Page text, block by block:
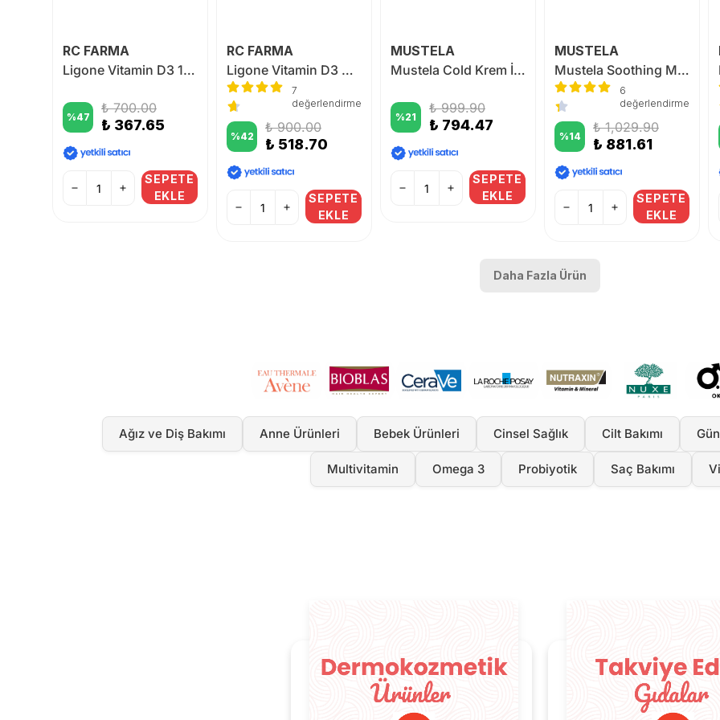
RC FARMA
Ligone Vitamin D3 1.000 IU 100 Softgel
%47
₺ 700.00
₺ 367.65
SEPETE
EKLE
RC FARMA
Ligone Vitamin D3 K2 120 Kapsül
7
değerlendirme
%42
₺ 900.00
₺ 518.70
SEPETE
EKLE
MUSTELA
Mustela Cold Krem İçeren Besleyici Vücut Losyonu 200 ml
%21
₺ 999.90
₺ 794.47
SEPETE
EKLE
MUSTELA
Mustela Soothing Moisturizing Lotion 200ml
6
değerlendirme
%14
₺ 1,029.90
₺ 881.61
SEPETE
EKLE
Daha Fazla Ürün
Ağız ve Diş Bakımı Anne Ürünleri Bebek Ürünleri Cinsel Sağlık Cilt Bakımı
Multivitamin Omega 3 Probiyotik Saç Bakımı